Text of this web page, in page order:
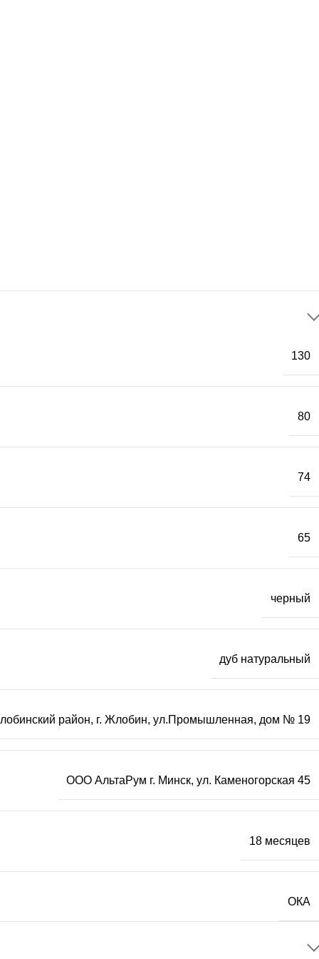
130
80
74
65
черный
дуб натуральный
район, г. Жлобин, ул.Промышленная, дом № 19
ООО АльтаРум г. Минск, ул. Каменогорская 45
18 месяцев
ОКА